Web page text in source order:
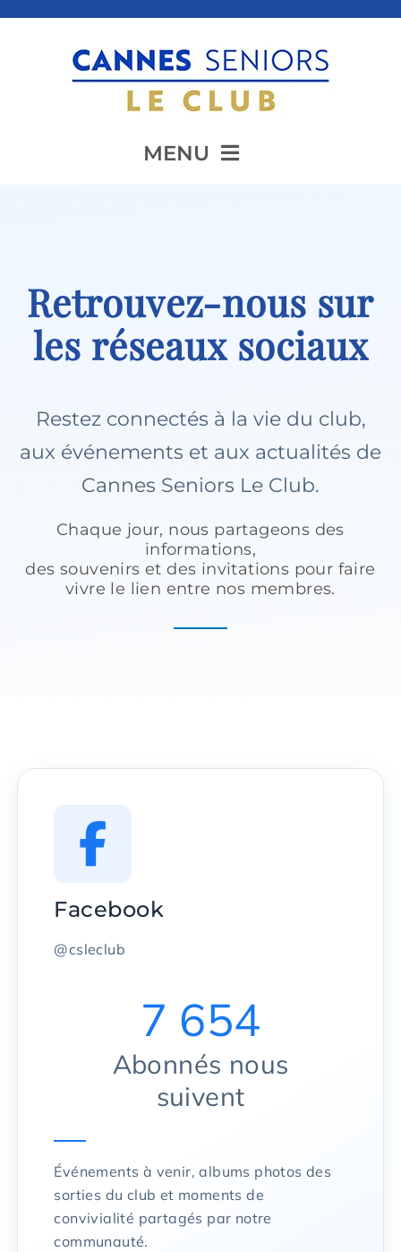
MENU
Animation
Actualité
Retrouvez-nous sur
les réseaux sociaux
Restez connectés à la vie du club,
aux événements et aux actualités de
Cannes Seniors Le Club.
Chaque jour, nous partageons des
informations,
des souvenirs et des invitations pour faire
vivre le lien entre nos membres.
Facebook
@csleclub
7 654
Abonnés nous
suivent
Événements à venir, albums photos des
sorties du club et moments de
convivialité partagés par notre
communauté.